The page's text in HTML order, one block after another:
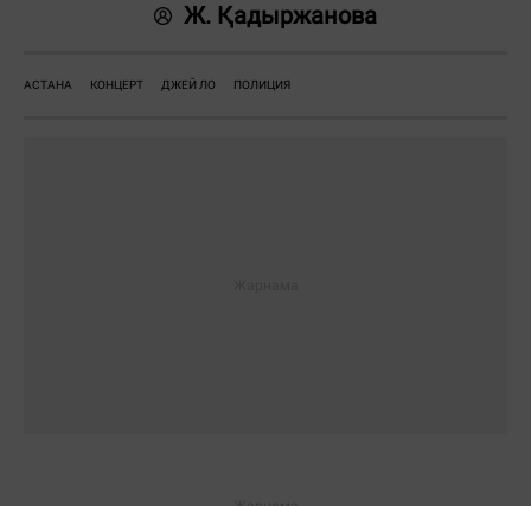
Ж. Қадыржанова
АСТАНА КОНЦЕРТ ДЖЕЙ ЛО ПОЛИЦИЯ